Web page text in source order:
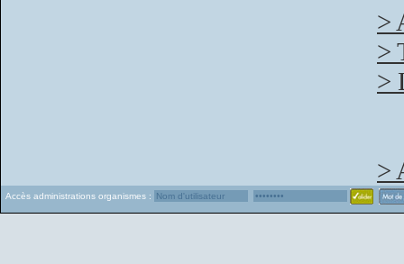
>
>
>
>
Accès administrations organismes :